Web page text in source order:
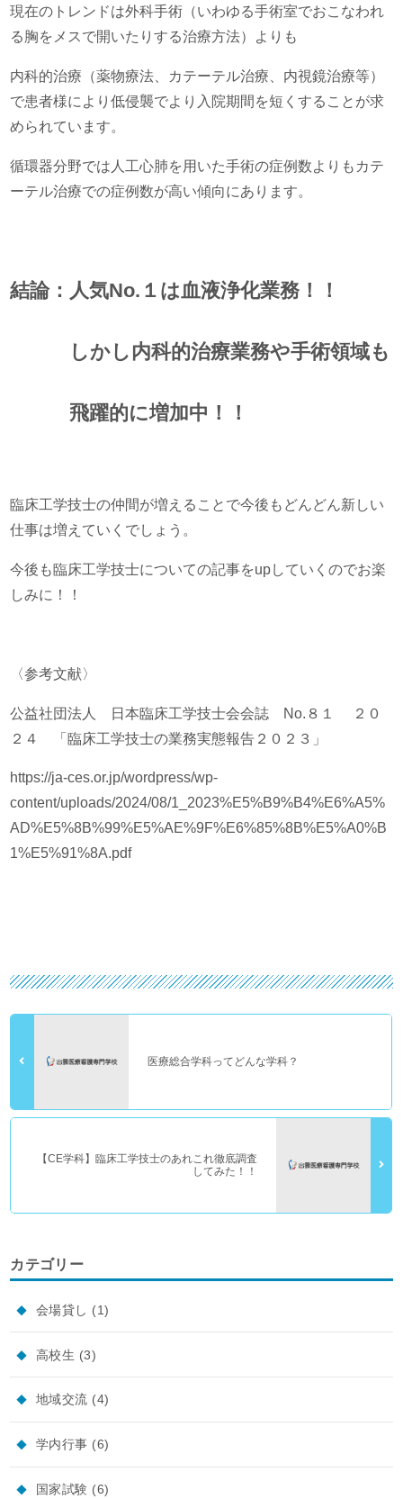
現在のトレンドは外科手術（いわゆる手術室でおこなわれ
る胸をメスで開いたりする治療方法）よりも
内科的治療（薬物療法、カテーテル治療、内視鏡治療等）
で患者様により低侵襲でより入院期間を短くすることが求
められています。
循環器分野では人工心肺を用いた手術の症例数よりもカテ
ーテル治療での症例数が高い傾向にあります。
結論：人気No.１は血液浄化業務！！
しかし内科的治療業務や手術領域も
飛躍的に増加中！！
臨床工学技士の仲間が増えることで今後もどんどん新しい
仕事は増えていくでしょう。
今後も臨床工学技士についての記事をupしていくのでお楽
しみに！！
〈参考文献〉
公益社団法人 日本臨床工学技士会会誌 No.８１ ２０
２４ 「臨床工学技士の業務実態報告２０２３」
https://ja-ces.or.jp/wordpress/wp-
content/uploads/2024/08/1_2023%E5%B9%B4%E6%A5%
AD%E5%8B%99%E5%AE%9F%E6%85%8B%E5%A0%B
1%E5%91%8A.pdf
医療総合学科ってどんな学科？
【CE学科】臨床工学技士のあれこれ徹底調査
してみた！！
カテゴリー
会場貸し (1)
高校生 (3)
地域交流 (4)
学内行事 (6)
国家試験 (6)